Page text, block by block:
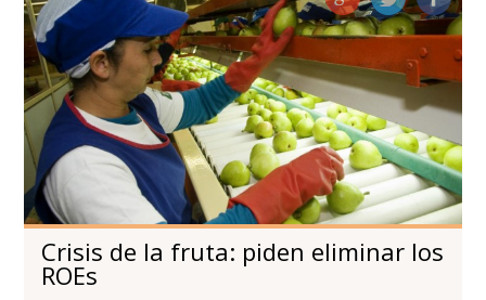
Crisis de la fruta: piden eliminar los
ROEs